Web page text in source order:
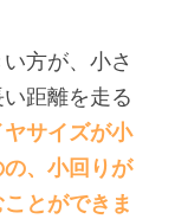
方が、小さ
距離を走る
ヤサイズが小
、小回りが
とができま